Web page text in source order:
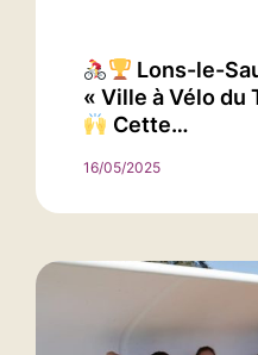
Lons-le-
« Ville à Vélo du
Cette…
16/05/2025